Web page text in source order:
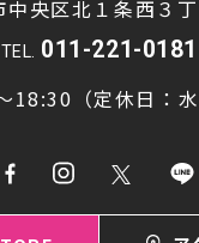
中央区北１条西３
TEL. 011-221-0181
18:30（定休日：水